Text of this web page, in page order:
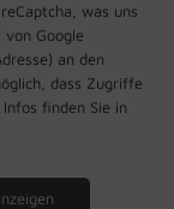
was uns
Google
an den
dass Zugriffe
finden Sie in